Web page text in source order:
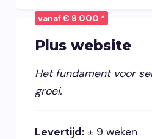
Plus website
vanaf € 8.000 *
Het fundament voor
groei.
Levertijd: ± 9 weken